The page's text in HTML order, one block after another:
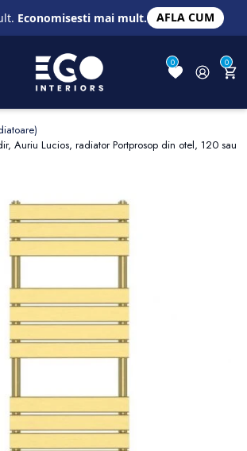
Economisesti mai mult. AFLA CUM
0 0
Auriu Lucios, radiator Portprosop din otel, 120 sau